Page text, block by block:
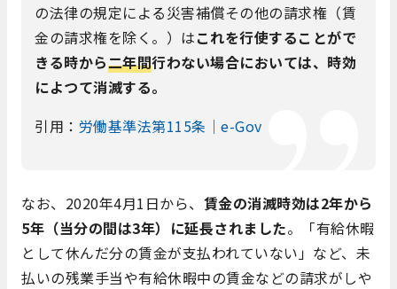
の法律の規定による災害補償その他の請求権（賃
金の請求権を除く。）はこれを行使することがで
きる時から二年間行わない場合においては、時効
によつて消滅する。
引用： 労働基準法第115条｜e-Gov
なお、 2020年4月1日から、 賃金の消滅時効は2年から
5年（当分の間は3年）に延長されました。「有給休暇
として休んだ分の賃金が支払われていない」など、未
払いの残業手当や有給休暇中の賃金などの請求がしや